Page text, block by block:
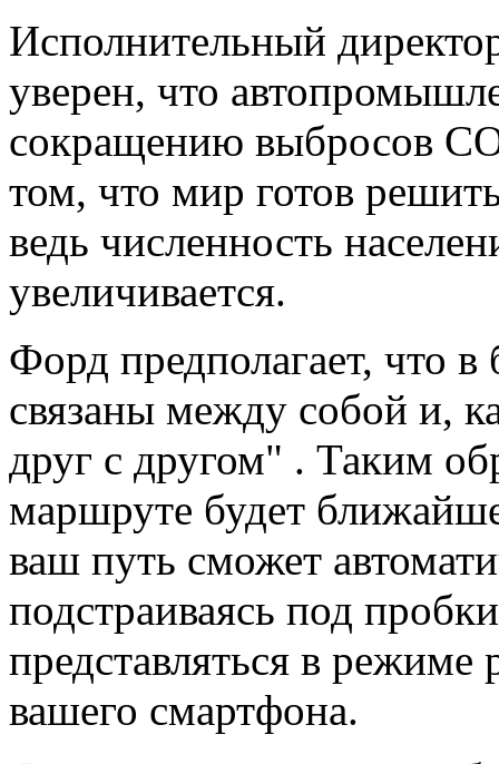
Исполнительный
уверен, что
сокращению выбросов
том, что мир готов
ведь численность
увеличивается.
Форд предполагает, что
связаны между собой и,
друг с другом" . Таким
маршруте будет
ваш путь сможет
подстраиваясь под
представляться в
вашего смартфона.